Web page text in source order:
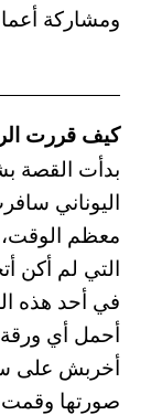
ومشاركة
كيف قررت
بدأت القصة
اليوناني
معظم الوقت،
التي لم أكن
في أحد هذه
أحمل أي
أخربش على
صورتها وقمت